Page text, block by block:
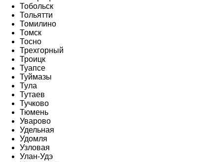
Тобольск
Тольятти
Томилино
Томск
Тосно
Трехгорный
Троицк
Туапсе
Туймазы
Тула
Тутаев
Тучково
Тюмень
Уварово
Удельная
Удомля
Узловая
Улан-Удэ